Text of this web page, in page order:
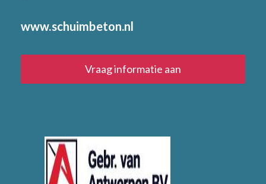
www.schuimbeton.nl
Vraag informatie aan